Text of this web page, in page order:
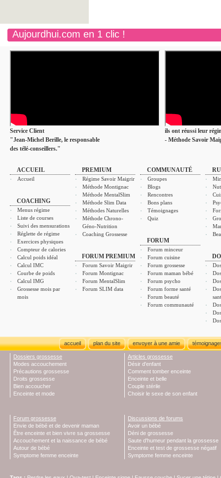
Aujourdhui.com en 1 clic !
Service Client
"Jean-Michel Berille, le responsable
des télé-conseillers."
ils ont réussi leur
- Méthode Savoir
ACCUEIL
Accueil
COACHING
Menus régime
Liste de courses
Suivi des mensurations
Réglette de régime
Exercices physiques
Compteur de calories
Calcul poids idéal
Calcul IMC
Courbe de poids
Calcul IMG
Grossesse mois par
mois
PREMIUM
Régime Savoir Maigrir
Méthode Montignac
Méthode MentalSlim
Méthode Slim Data
Méthodes Naturelles
Méthode Chrono-
Géno-Nutrition
Coaching Grossesse
FORUM PREMIUM
Forum Savoir Maigrir
Forum Montignac
Forum MentalSlim
Forum SLIM data
COMMUNAUTÉ
Groupes
Blogs
Rencontres
Bons plans
Témoignages
Quiz
FORUM
Forum minceur
Forum cuisine
Forum grossesse
Forum maman bébé
Forum psycho
Forum forme santé
Forum beauté
Forum communauté
accueil plan du site envoyer à une amie
Dossiers grossesse
Modes accouchement
Précautions grossesse
Droits grossesse
Bien accoucher
Enceinte et mode
Articles grossesse
Désir d'enfant
Comment tomber enceinte
Enceinte et belle
Couple stérile
Choisir le sexe de son enfant
Forum grossesse
Envie de bébé et de devenir maman
Être enceinte et bien vivre sa grossesse
Accouchement et la naissance de bébé
Autour de bébé
Symptome femme enceinte
Discussions de forums
Avoir un bébé
Déni de grossesse
Saute d'humeur pendant la grossesse
Enceinte et test de grossesse négatif
Symptome femme enceinte